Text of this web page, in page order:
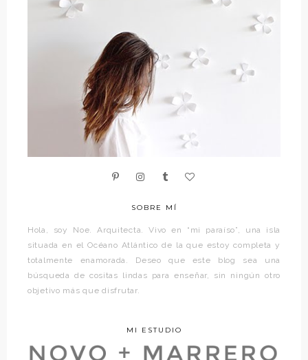
SOBRE MÍ
Hola, soy Noe. Arquitecta. Vivo en “mi paraíso”, una isla
situada en el Océano Atlántico de la que estoy completa y
totalmente enamorada. Deseo que este blog sea una
búsqueda de cositas lindas para enseñar, sin ningún otro
objetivo más que disfrutar.
MI ESTUDIO